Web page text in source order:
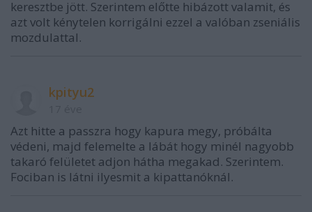
keresztbe jött. Szerintem előtte hibázott valamit, és
azt volt kénytelen korrigálni ezzel a valóban zseniális
mozdulattal.
kpityu2
Azt hitte a passzra hogy kapura megy, próbálta
védeni, majd felemelte a lábát hogy minél nagyobb
takaró felületet adjon hátha megakad. Szerintem.
Fociban is látni ilyesmit a kipattanóknál.